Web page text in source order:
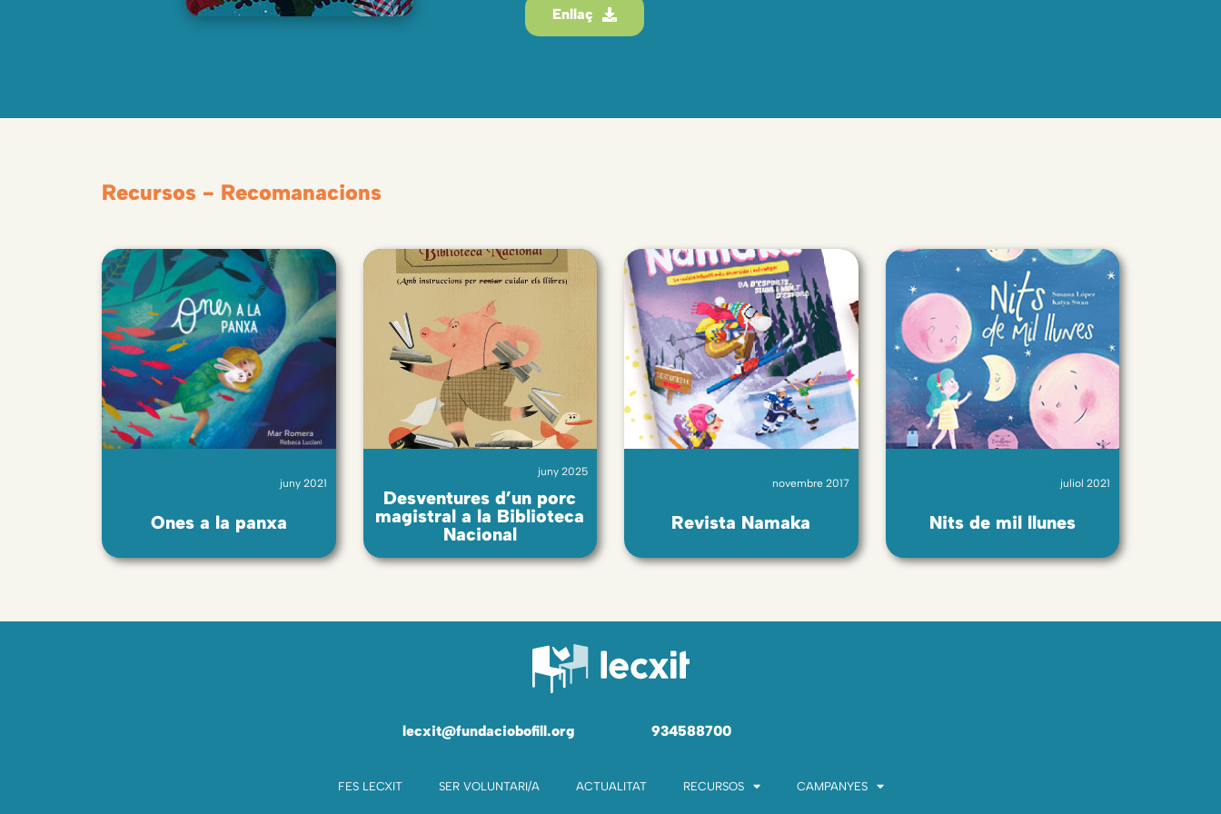
Enllaç
Recursos - Recomanacions
juny 2021
Ones a la panxa
juny 2025
Desventures d’un porc
magistral a la Biblioteca
Nacional
novembre 2017
Revista Namaka
juliol 2021
Nits de mil llunes
lecxit@fundaciobofill.org 934588700
FES LECXIT SER VOLUNTARI/A ACTUALITAT RECURSOS CAMPANYES